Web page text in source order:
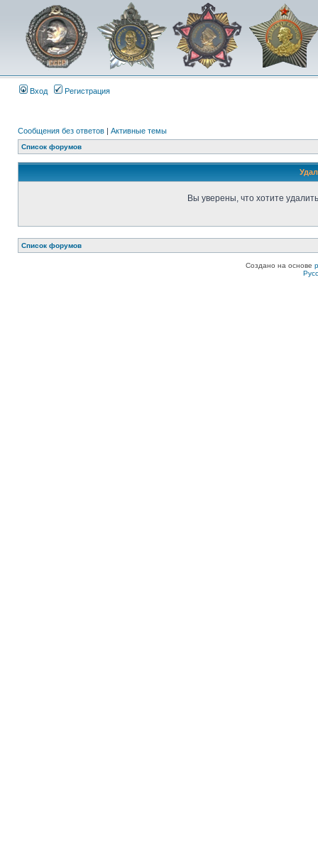
Вход Регистрация
Сообщения без ответов | Активные темы
Список форумов
Вы уверены, что хотите
Список форумов
Создано на основе